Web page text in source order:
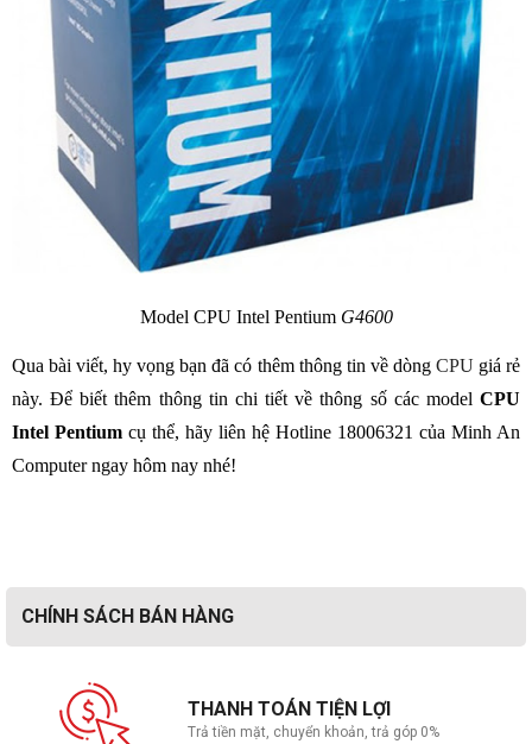
Model CPU Intel Pentium G4600
Qua bài viết, hy vọng bạn đã có thêm thông tin về dòng CPU giá rẻ
này. Để biết thêm thông tin chi tiết về thông số các model CPU
Intel Pentium cụ thể, hãy liên hệ Hotline 18006321 của Minh An
Computer ngay hôm nay nhé!
CHÍNH SÁCH BÁN HÀNG
THANH TOÁN TIỆN LỢI
Trả tiền mặt, chuyển khoản, trả góp 0%